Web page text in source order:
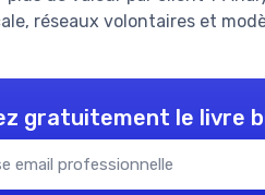
réseaux volontaires et
gratuitement le livre